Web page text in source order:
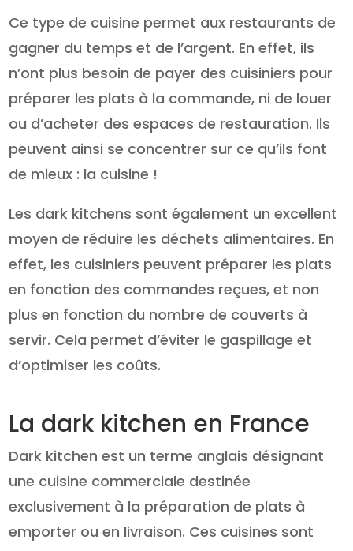
Ce type de cuisine permet aux restaurants de
gagner du temps et de l’argent. En effet, ils
n’ont plus besoin de payer des cuisiniers pour
préparer les plats à la commande, ni de louer
ou d’acheter des espaces de restauration. Ils
peuvent ainsi se concentrer sur ce qu’ils font
de mieux : la cuisine !
Les dark kitchens sont également un excellent
moyen de réduire les déchets alimentaires. En
effet, les cuisiniers peuvent préparer les plats
en fonction des commandes reçues, et non
plus en fonction du nombre de couverts à
servir. Cela permet d’éviter le gaspillage et
d’optimiser les coûts.
La dark kitchen en France
Dark kitchen est un terme anglais désignant
une cuisine commerciale destinée
exclusivement à la préparation de plats à
emporter ou en livraison. Ces cuisines sont